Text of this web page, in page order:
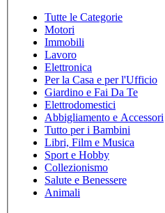
Tutte le Categorie
Motori
Immobili
Lavoro
Elettronica
Per la Casa e per l'Ufficio
Giardino e Fai Da Te
Elettrodomestici
Abbigliamento e Accessori
Tutto per i Bambini
Libri, Film e Musica
Sport e Hobby
Collezionismo
Salute e Benessere
Animali